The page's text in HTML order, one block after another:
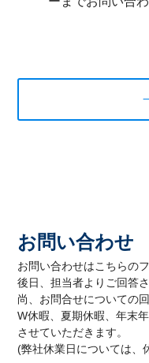
お問い合わせ
お問い合わせはこちらの
後日、担当者よりご回答
尚、お問合せについての
W休暇、夏期休暇、年末
させていただきます。
(弊社休業日については、